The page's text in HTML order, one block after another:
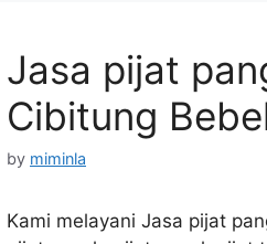
Jasa pijat
Cibitung
by miminla
Kami melayani Jasa pijat